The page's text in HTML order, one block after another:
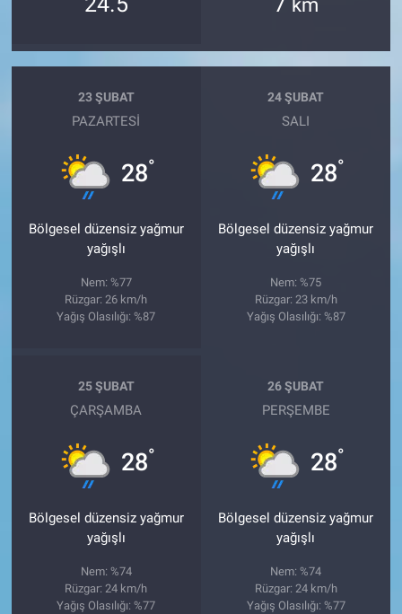
km
23 ŞUBAT
PAZARTESI
28°
Bölgesel düzensiz yağmur
yağışlı
Nem: %77
Rüzgar: 26 km/h
Yağış Olasılığı: %87
24 ŞUBAT
SALI
28°
Bölgesel düzensiz yağmur
yağışlı
Nem: %75
Rüzgar: 23 km/h
Yağış Olasılığı: %87
25 ŞUBAT
ÇARŞAMBA
28°
Bölgesel düzensiz yağmur
yağışlı
Nem: %74
Rüzgar: 24 km/h
Yağış Olasılığı: %77
26 ŞUBAT
PERŞEMBE
28°
Bölgesel düzensiz yağmur
yağışlı
Nem: %74
Rüzgar: 24 km/h
Yağış Olasılığı: %77